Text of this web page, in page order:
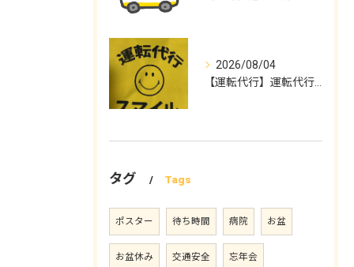
2026/08/04
タグ Tags
ポスター 待ち時間 病院 お盆
お盆休み 交通安全 忘年会